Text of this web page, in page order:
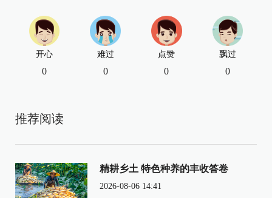
开心
0
难过
0
点赞
0
飘过
0
推荐阅读
精耕乡土 特色种养的丰收答卷
2026-08-06 14:41